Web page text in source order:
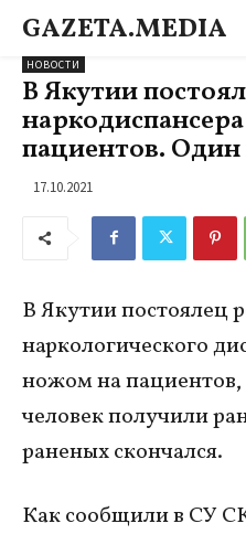
GAZETA.MEDIA
НОВОСТИ
В Якутии
пациентов. Один
17.10.2021
В Якутии постоялец
наркологического
ножом на пациентов,
человек получили
раненых скончался.
Как сообщили в СУ